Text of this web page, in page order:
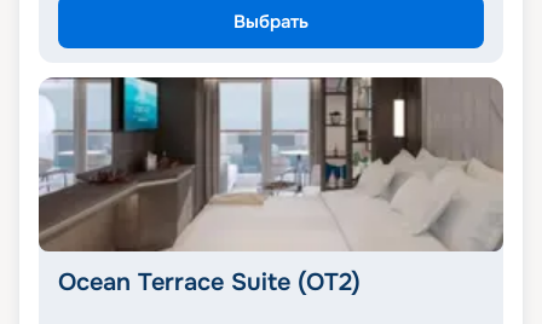
Выбрать
Ocean Terrace Suite (OT2)